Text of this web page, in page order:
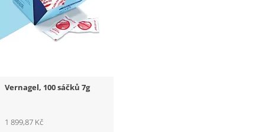
Vernagel, 100 sáčků 7g
1 899,87 Kč